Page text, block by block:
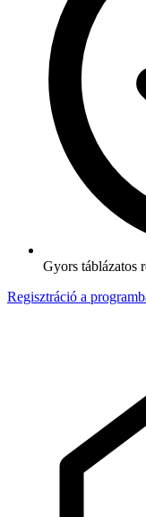
Gyors táblázatos
Regisztráció a